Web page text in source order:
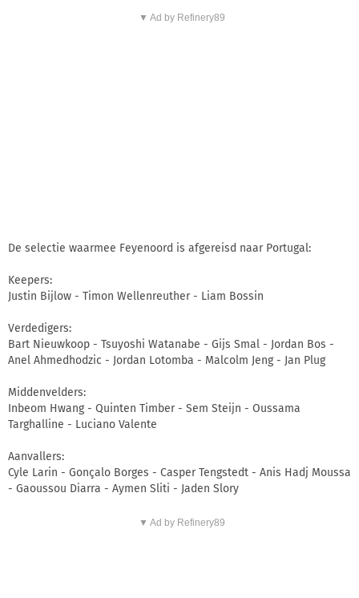
▼ Ad by Refinery89
De selectie waarmee Feyenoord is afgereisd naar Portugal:
Keepers:
Justin Bijlow - Timon Wellenreuther - Liam Bossin
Verdedigers:
Bart Nieuwkoop - Tsuyoshi Watanabe - Gijs Smal - Jordan Bos -
Anel Ahmedhodzic - Jordan Lotomba - Malcolm Jeng - Jan Plug
Middenvelders:
Inbeom Hwang - Quinten Timber - Sem Steijn - Oussama
Targhalline - Luciano Valente
Aanvallers:
Cyle Larin - Gonçalo Borges - Casper Tengstedt - Anis Hadj Moussa
- Gaoussou Diarra - Aymen Sliti - Jaden Slory
▼ Ad by Refinery89